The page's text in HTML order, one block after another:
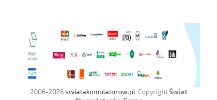
2006-2026swiatakumulatorow.pl CopyrightŚwiat